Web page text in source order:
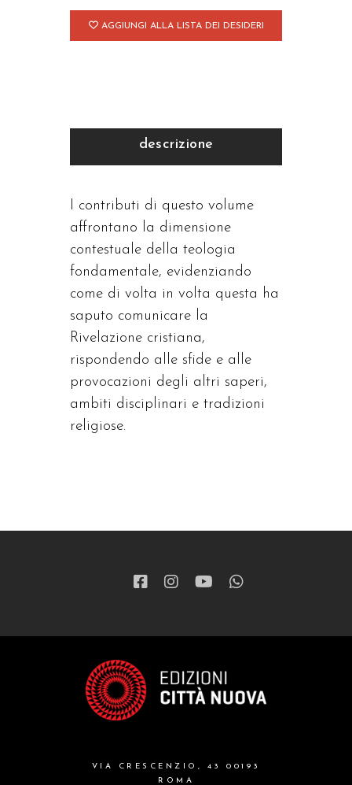
quantità
AGGIUNGI ALLA LISTA DEI DESIDERI
descrizione
I contributi di questo volume
affrontano la dimensione
contestuale della teologia
fondamentale, evidenziando
come di volta in volta questa ha
saputo comunicare la
Rivelazione cristiana,
rispondendo alle sfide e alle
provocazioni degli altri saperi,
ambiti disciplinari e tradizioni
religiose.
VIA CRESCENZIO, 43 00193
ROMA